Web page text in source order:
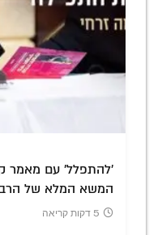
'להתפלל' עם מאמר
המשא המלא של
5 דקות קריאה